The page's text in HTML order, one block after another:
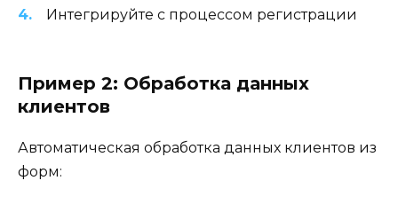
Интегрируйте с процессом регистрации
Пример 2: Обработка данных
клиентов
Автоматическая обработка данных клиентов из
форм: